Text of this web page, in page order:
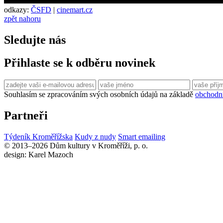
odkazy: ČSFD | cinemart.cz
zpět nahoru
Sledujte nás
Přihlaste se k odběru novinek
Souhlasím se zpracováním svých osobních údajů na základě
Partneři
Týdeník Kroměřížska Kudy z nudy Smart emailing
© 2013–2026 Dům kultury v Kroměříži, p. o.
design: Karel Mazoch